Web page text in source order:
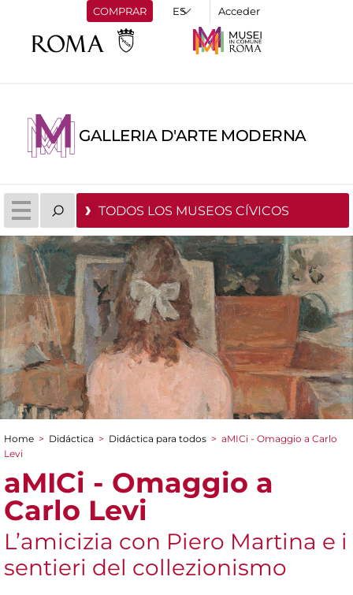
COMPRAR Acceder
GALLERIA D'ARTE MODERNA
TODOS LOS MUSEOS CÍVICOS
You are here
Home > Didáctica > Didáctica para todos > aMICi - Omaggio a Carlo
Levi
aMICi - Omaggio a
Carlo Levi
L’amicizia con Piero Martina e i
sentieri del collezionismo